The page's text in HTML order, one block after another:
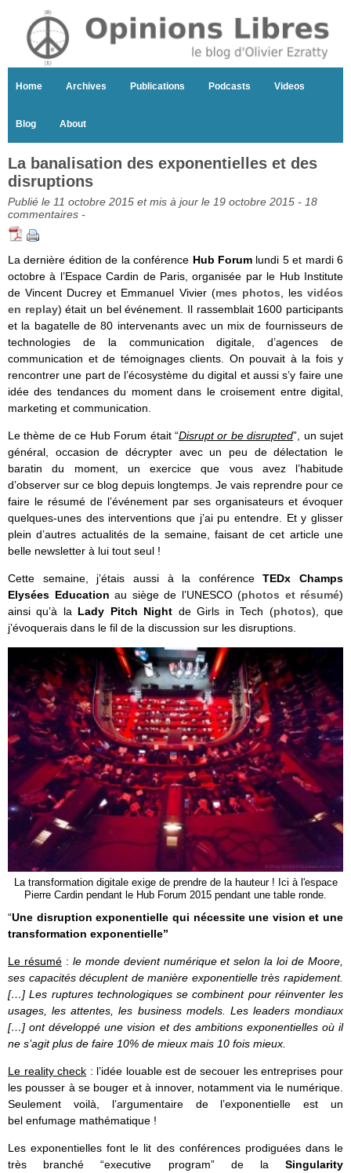
Home Archives Publications Podcasts Videos
Blog About
La banalisation des exponentielles et des
disruptions
Publié le 11 octobre 2015 et mis à jour le 19 octobre 2015 - 18
commentaires -
La dernière édition de la conférence Hub Forum lundi 5 et mardi 6
octobre à l’Espace Cardin de Paris, organisée par le Hub Institute
de Vincent Ducrey et Emmanuel Vivier (mes photos , lesvidéos
en replay) était un bel événement. Il rassemblait 1600 participants
et la bagatelle de 80 intervenants avec un mix de fournisseurs de
technologies de la communication digitale, d’agences de
communication et de témoignages clients. On pouvait à la fois y
rencontrer une part de l’écosystème du digital et aussi s’y faire une
idée des tendances du moment dans le croisement entre digital,
marketing et communication.
Le thème de ce Hub Forum était “Disrupt or be disrupted”, un sujet
général, occasion de décrypter avec un peu de délectation le
baratin du moment, un exercice que vous avez l’habitude
d’observer sur ce blog depuis longtemps. Je vais reprendre pour ce
faire le résumé de l’événement par ses organisateurs et évoquer
quelques-unes des interventions que j’ai pu entendre. Et y glisser
plein d’autres actualités de la semaine, faisant de cet article une
belle newsletter à lui tout seul !
Cette semaine, j’étais aussi à la conférenceTEDx Champs
Elysées Education au siège de l’UNESCO (photos et résumé)
ainsi qu’à la Lady Pitch Night de Girls in Tech (photos), que
j’évoquerais dans le fil de la discussion sur les disruptions.
La transformation digitale exige de prendre de la hauteur ! Ici à l'espace
Pierre Cardin pendant le Hub Forum 2015 pendant une table ronde.
“Une disruption exponentielle qui nécessite une vision et une
transformation exponentielle”
Le résumé: le monde devient numérique et selon la loi de Moore,
ses capacités décuplent de manière exponentielle très rapidement.
[…] Les ruptures technologiques se combinent pour réinventer les
usages, les attentes, les business models. Les leaders mondiaux
[…] ont développé une vision et des ambitions exponentielles où il
ne s’agit plus de faire 10% de mieux mais 10 fois mieux.
Le reality check : l’idée louable est de secouer les entreprises pour
les pousser à se bouger et à innover, notamment via le numérique.
Seulement voilà, l’argumentaire de l’exponentielle est un
bel enfumage mathématique !
Les exponentielles font le lit des conférences prodiguées dans le
très branché “executive program” de la Singularity